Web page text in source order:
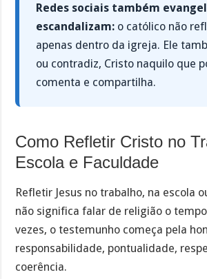
Redes sociais também
escandalizam: o católico não
apenas dentro da igreja. Ele
ou contradiz, Cristo naquilo que
comenta e compartilha.
Como Refletir Cristo no
Escola e Faculdade
Refletir Jesus no trabalho, na escola
não significa falar de religião o
vezes, o testemunho começa pela
responsabilidade, pontualidade,
coerência.